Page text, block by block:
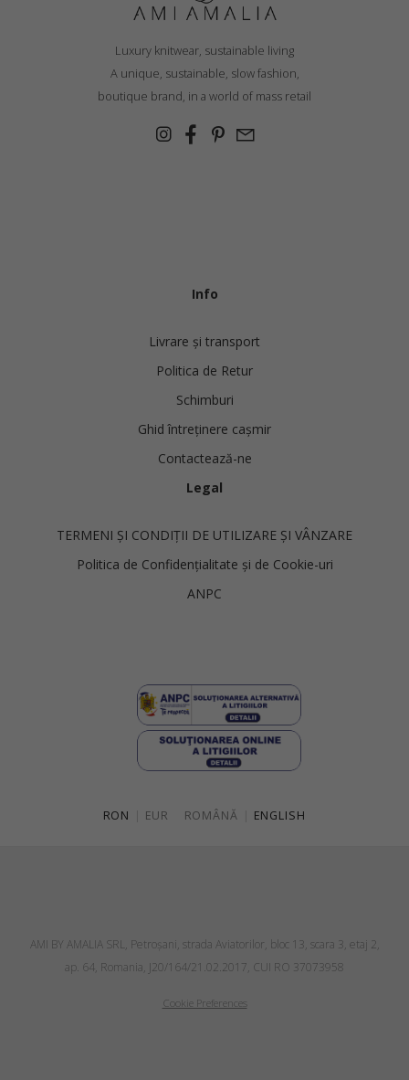
Luxury knitwear, sustainable living
A unique, sustainable, slow fashion,
boutique brand, in a world of mass retail
Info
Livrare și transport
Politica de Retur
Schimburi
Ghid întreținere cașmir
Contactează-ne
Legal
TERMENI ȘI CONDIȚII DE UTILIZARE ȘI VÂNZARE
Politica de Confidențialitate și de Cookie-uri
ANPC
RON EUR ROMÂNĂ ENGLISH
AMI BY AMALIA SRL, Petroşani, strada Aviatorilor, bloc 13, scara 3, etaj 2,
ap. 64, Romania, J20/164/21.02.2017, CUI RO 37073958
Cookie Preferences